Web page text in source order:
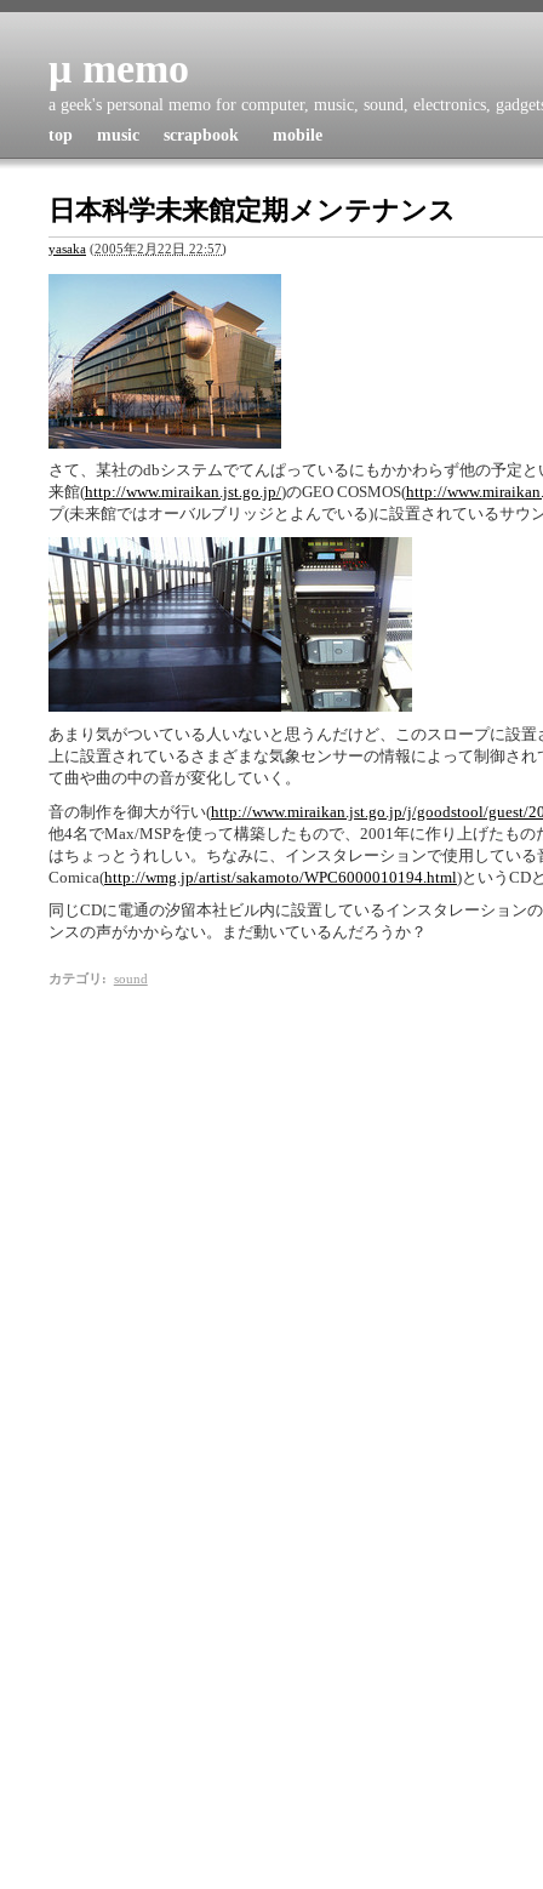
μ memo
a geek's personal memo for computer, music, sound, electronics,
top
music scrapbook mobile
日本科学未来館定期メンテナンス
yasaka (2005年2月22日 22:57)
さて、某社のdbシステムでてんぱっているにもかかわらず他の予定
来館(http://www.miraikan.jst.go.jp/)のGEO COSMOS(http://
プ(未来館ではオーバルブリッジとよんでいる)に設置されているサウ
あまり気がついている人いないと思うんだけど、このスロープに設
上に設置されているさまざまな気象センサーの情報によって制御さ
て曲や曲の中の音が変化していく。
音の制作を御大が行い(http://www.miraikan.jst.go.jp/j/goodstool/guest/
他4名でMax/MSPを使って構築したもので、2001年に作り上げたも
はちょっとうれしい。ちなみに、インスタレーションで使用してい
Comica(http://wmg.jp/artist/sakamoto/WPC6000010194.html)というCD
同じCDに電通の汐留本社ビル内に設置しているインスタレーション
ンスの声がかからない。まだ動いているんだろうか？
カテゴリ : sound